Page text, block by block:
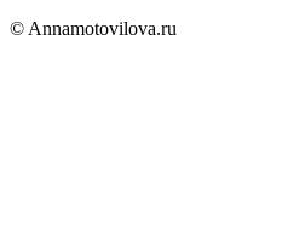
© Annamotovilova.ru